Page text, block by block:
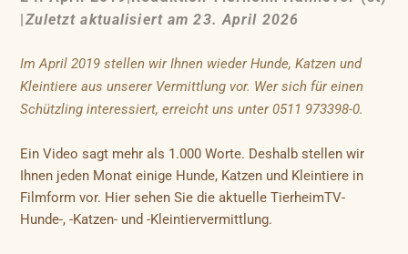
|Zuletzt aktualisiert am 23. April 2026
Im April 2019 stellen wir Ihnen wieder Hunde, Katzen und
Kleintiere aus unserer Vermittlung vor. Wer sich für einen
Schützling interessiert, erreicht uns unter 0511 973398-0.
Ein Video sagt mehr als 1.000 Worte. Deshalb stellen wir
Ihnen jeden Monat einige Hunde, Katzen und Kleintiere in
Filmform vor. Hier sehen Sie die aktuelle TierheimTV-
Hunde-, -Katzen- und -Kleintiervermittlung.